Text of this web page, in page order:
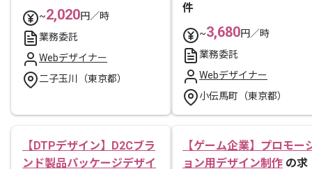
~2,020円／時
業務委託
Webデザイナー
二子玉川（東京都）
件
~3,680円／時
業務委託
Webデザイナー
小伝馬町（東京都）
【DTPデザイン】D2Cブラ
ンド製品パッケージデザイ
【ゲーム企業】プロモー
ョン用デザイン制作 の求